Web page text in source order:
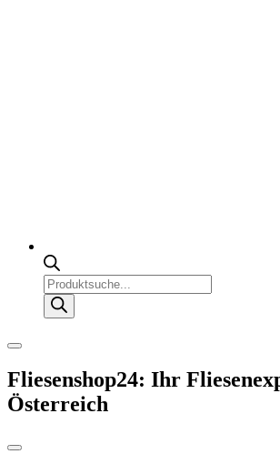
Products
search
Fliesenshop24: Ihr
Österreich